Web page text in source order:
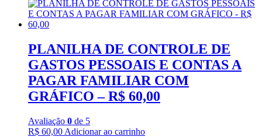
PLANILHA DE CONTROLE DE
GASTOS PESSOAIS E CONTAS A
PAGAR FAMILIAR COM
GRÁFICO – R$ 60,00
Avaliação 0 de 5
R$ 60,00 Adicionar ao carrinho